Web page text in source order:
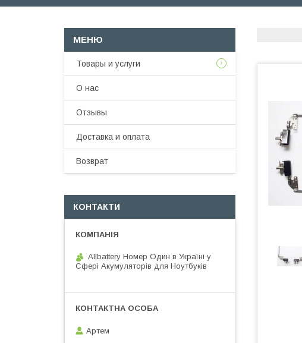
Товары и услуги
О нас
Отзывы
Доставка и оплата
Возврат
КОНТАКТИ
Allbattery Номер Один в Україні у
Сфері Акумуляторів для Ноутбуків
Артем